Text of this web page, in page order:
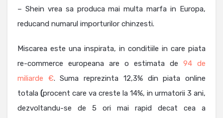
– Shein vrea sa produca mai multa marfa in Europa,
reducand numarul importurilor chinzesti.
Miscarea este una inspirata, in conditiile in care piata
re-commerce europeana are o estimata de 94 de
miliarde €. Suma reprezinta 12,3% din piata online
totala (procent care va creste la 14%, in urmatorii 3 ani,
dezvoltandu-se de 5 ori mai rapid decat cea a